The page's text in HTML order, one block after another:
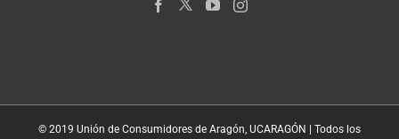
© 2019 Unión de Consumidores de Aragón, UCARAGÓN | Todos los